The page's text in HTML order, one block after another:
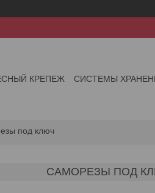
КРЕПЕЖ СИСТЕМЫ
под ключ
САМОРЕЗЫ ПОД